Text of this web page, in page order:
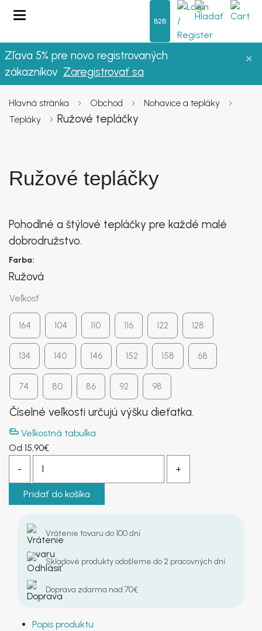
B2B
OBLEČENIE
FAQ
O NÁS
✕
Zľava 5% pre novo registrovaných
zákazníkov Zaregistrovať sa
Hlavná stránka Obchod
Nohavice a tepláky
Tepláky
Ružové tepláčky
Ružové tepláčky
Pohodlné a štýlové tepláčky pre každé malé
dobrodružstvo.
Farba:
Ružová
Veľkosť
164 104 110 116 122 128
134 140 146 152 158 68
74 80 86 92 98
Číselné veľkosti určujú výšku dieťatka.
Veľkostná tabuľka
Od 15,90€
Pridať do košíka
Vrátenie tovaru do 100 dní
Skladové produkty odošleme do 2 pracovných dní
Doprava zdarma nad 70€
Popis produktu